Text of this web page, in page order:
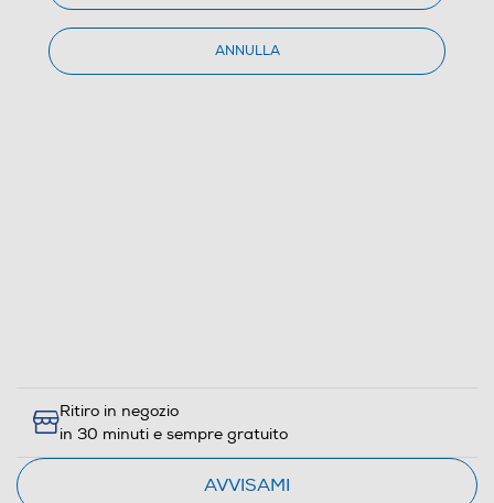
SAMSUNG - Smartphone Galaxy S25+ 256GB-Navy
4.7 (462)
Ritiro in negozio
in 30 minuti e sempre gratuito
AVVISAMI
ANNULLA